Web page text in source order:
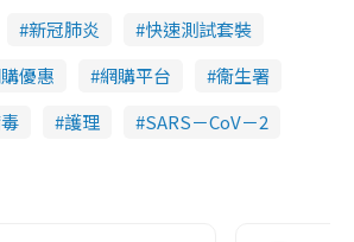
新冠肺炎
快速測試套裝
優惠 網購平台
衞生署
護理 SARS－CoV－2